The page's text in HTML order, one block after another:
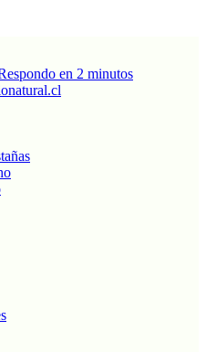
en 2 minutos